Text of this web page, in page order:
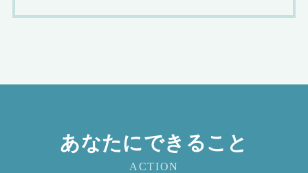
あなたにできること
ACTION